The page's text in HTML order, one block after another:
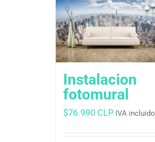
Instalacion
fotomural
$76.990 CLP IVA incluido